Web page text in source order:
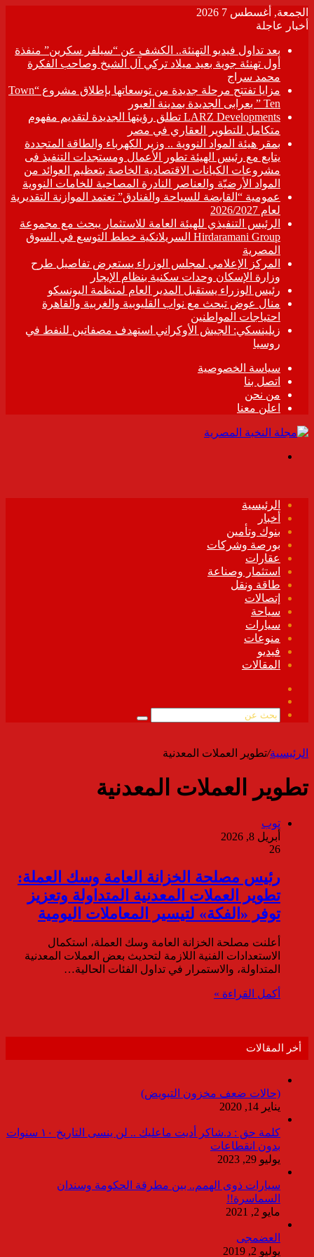
الجمعة, أغسطس 7 2026
أخبار عاجلة
بعد تداول فيديو التهنئة.. الكشف عن “سيلفر سكرين” منفذة
أول تهنئة جوية بعيد ميلاد تركي آل الشيخ وصاحب الفكرة
محمد سراج
مزايا تفتتح مرحلة جديدة من توسعاتها بإطلاق مشروع “Town
Ten ” بعرابى الجديدة بمدينة العبور
LARZ Developments تطلق رؤيتها الجديدة لتقديم مفهوم
متكامل للتطوير العقاري في مصر
بمقر هيئة المواد النووية .. وزير الكهرباء والطاقة المتجددة
يتابع مع رئيس الهيئة تطور الأعمال ومستجدات التنفيذ فى
مشروعات الكيانات الاقتصادية الخاصة بتعظيم العوائد من
المواد الأرضيّة والعناصر النادرة المصاحبة للخامات النووية
عمومية “القابضة للسياحة والفنادق” تعتمد الموازنة التقديرية
لعام 2026/2027
الرئيس التنفيذي للهيئة العامة للاستثمار يبحث مع مجموعة
Hirdaramani Group السريلانكية خطط التوسع في السوق
المصرية
المركز الإعلامي لمجلس الوزراء يستعرض تفاصيل طرح
وزارة الإسكان وحدات سكنية بنظام الإيجار
رئيس الوزراء يستقبل المدير العام لمنظمة اليونسكو
منال عوض تبحث مع نواب القليوبية والغربية والقاهرة
احتياجات المواطنين
زيلينسكي: الجيش الأوكراني استهدف مصفاتين للنفط في
روسيا
سياسة الخصوصية
اتصل بنا
من نحن
اعلن معنا
الرئيسية
أخبار
بنوك وتأمين
بورصة وشركات
عقارات
استثمار وصناعة
طاقة ونقل
إتصالات
سياحة
سيارات
منوعات
فيديو
المقالات
الموقع
بحث
الرئيسية/تطوير العملات المعدنية
تطوير العملات المعدنية
توب
أبريل 8, 2026
26
رئيس مصلحة الخزانة العامة وسك العملة:
تطوير العملات المعدنية المتداولة وتعزيز
توفر «الفكة» لتيسير المعاملات اليومية
أعلنت مصلحة الخزانة العامة وسك العملة، استكمال
الاستعدادات الفنية اللازمة لتحديث بعض العملات المعدنية
المتداولة، والاستمرار في تداول الفئات الحالية…
أكمل القراءة »
أخر المقالات
(حالات ضعف مخزون التبويض)
يناير 14, 2020
كلمة حق : د.شاكر أديت ماعليك .. لن ينسى التاريخ ١٠ سنوات
بدون انقطاعات
يوليو 29, 2023
سيارات ذوى الهمم.. بين مطرقة الحكومة وسندان
السماسرة!!
مايو 2, 2021
العضمجى
يوليو 2, 2019